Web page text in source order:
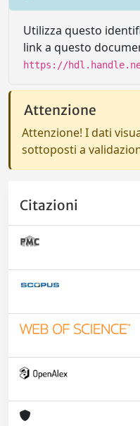
Utilizza questo
link a questo
https://
Attenzione
Attenzione! I dati
sottoposti a
Citazioni